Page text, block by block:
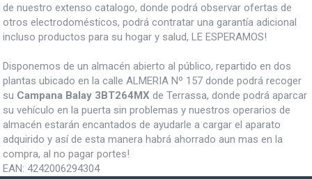
de nuestro extenso catalogo, donde podrá observar ofertas de
otros electrodomésticos, podrá contratar una garantía adicional
incluso productos para su hogar y salud, LE ESPERAMOS!
Disponemos de un almacén abierto al público, repartido en dos
plantas ubicado en la calle ALMERIA Nº 157 donde podrá recoger
su Campana Balay 3BT264MX de Terrassa, donde podrá aparcar
su vehículo en la puerta sin problemas y nuestros operarios de
almacén estarán encantados de ayudarle a cargar el aparato
adquirido y así de esta manera habrá ahorrado aun mas en la
compra, al no pagar portes!
EAN: 4242006294304